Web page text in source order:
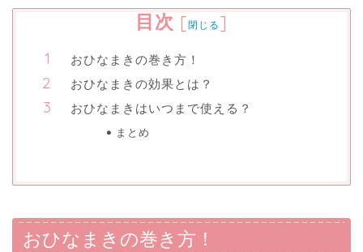
目次 [閉じる ]
おひなまきの巻き方！
おひなまきの効果とは？
おひなまきはいつまで使える？
まとめ
おひなまきの巻き方！